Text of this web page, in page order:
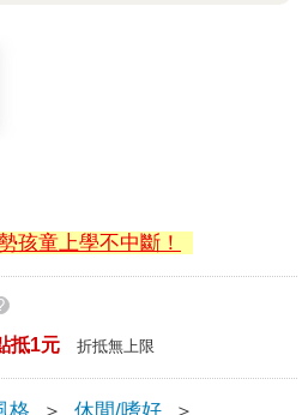
孩童上學不中斷！
抵1元 折抵無上限
格 ＞ 休閒/嗜好
＞